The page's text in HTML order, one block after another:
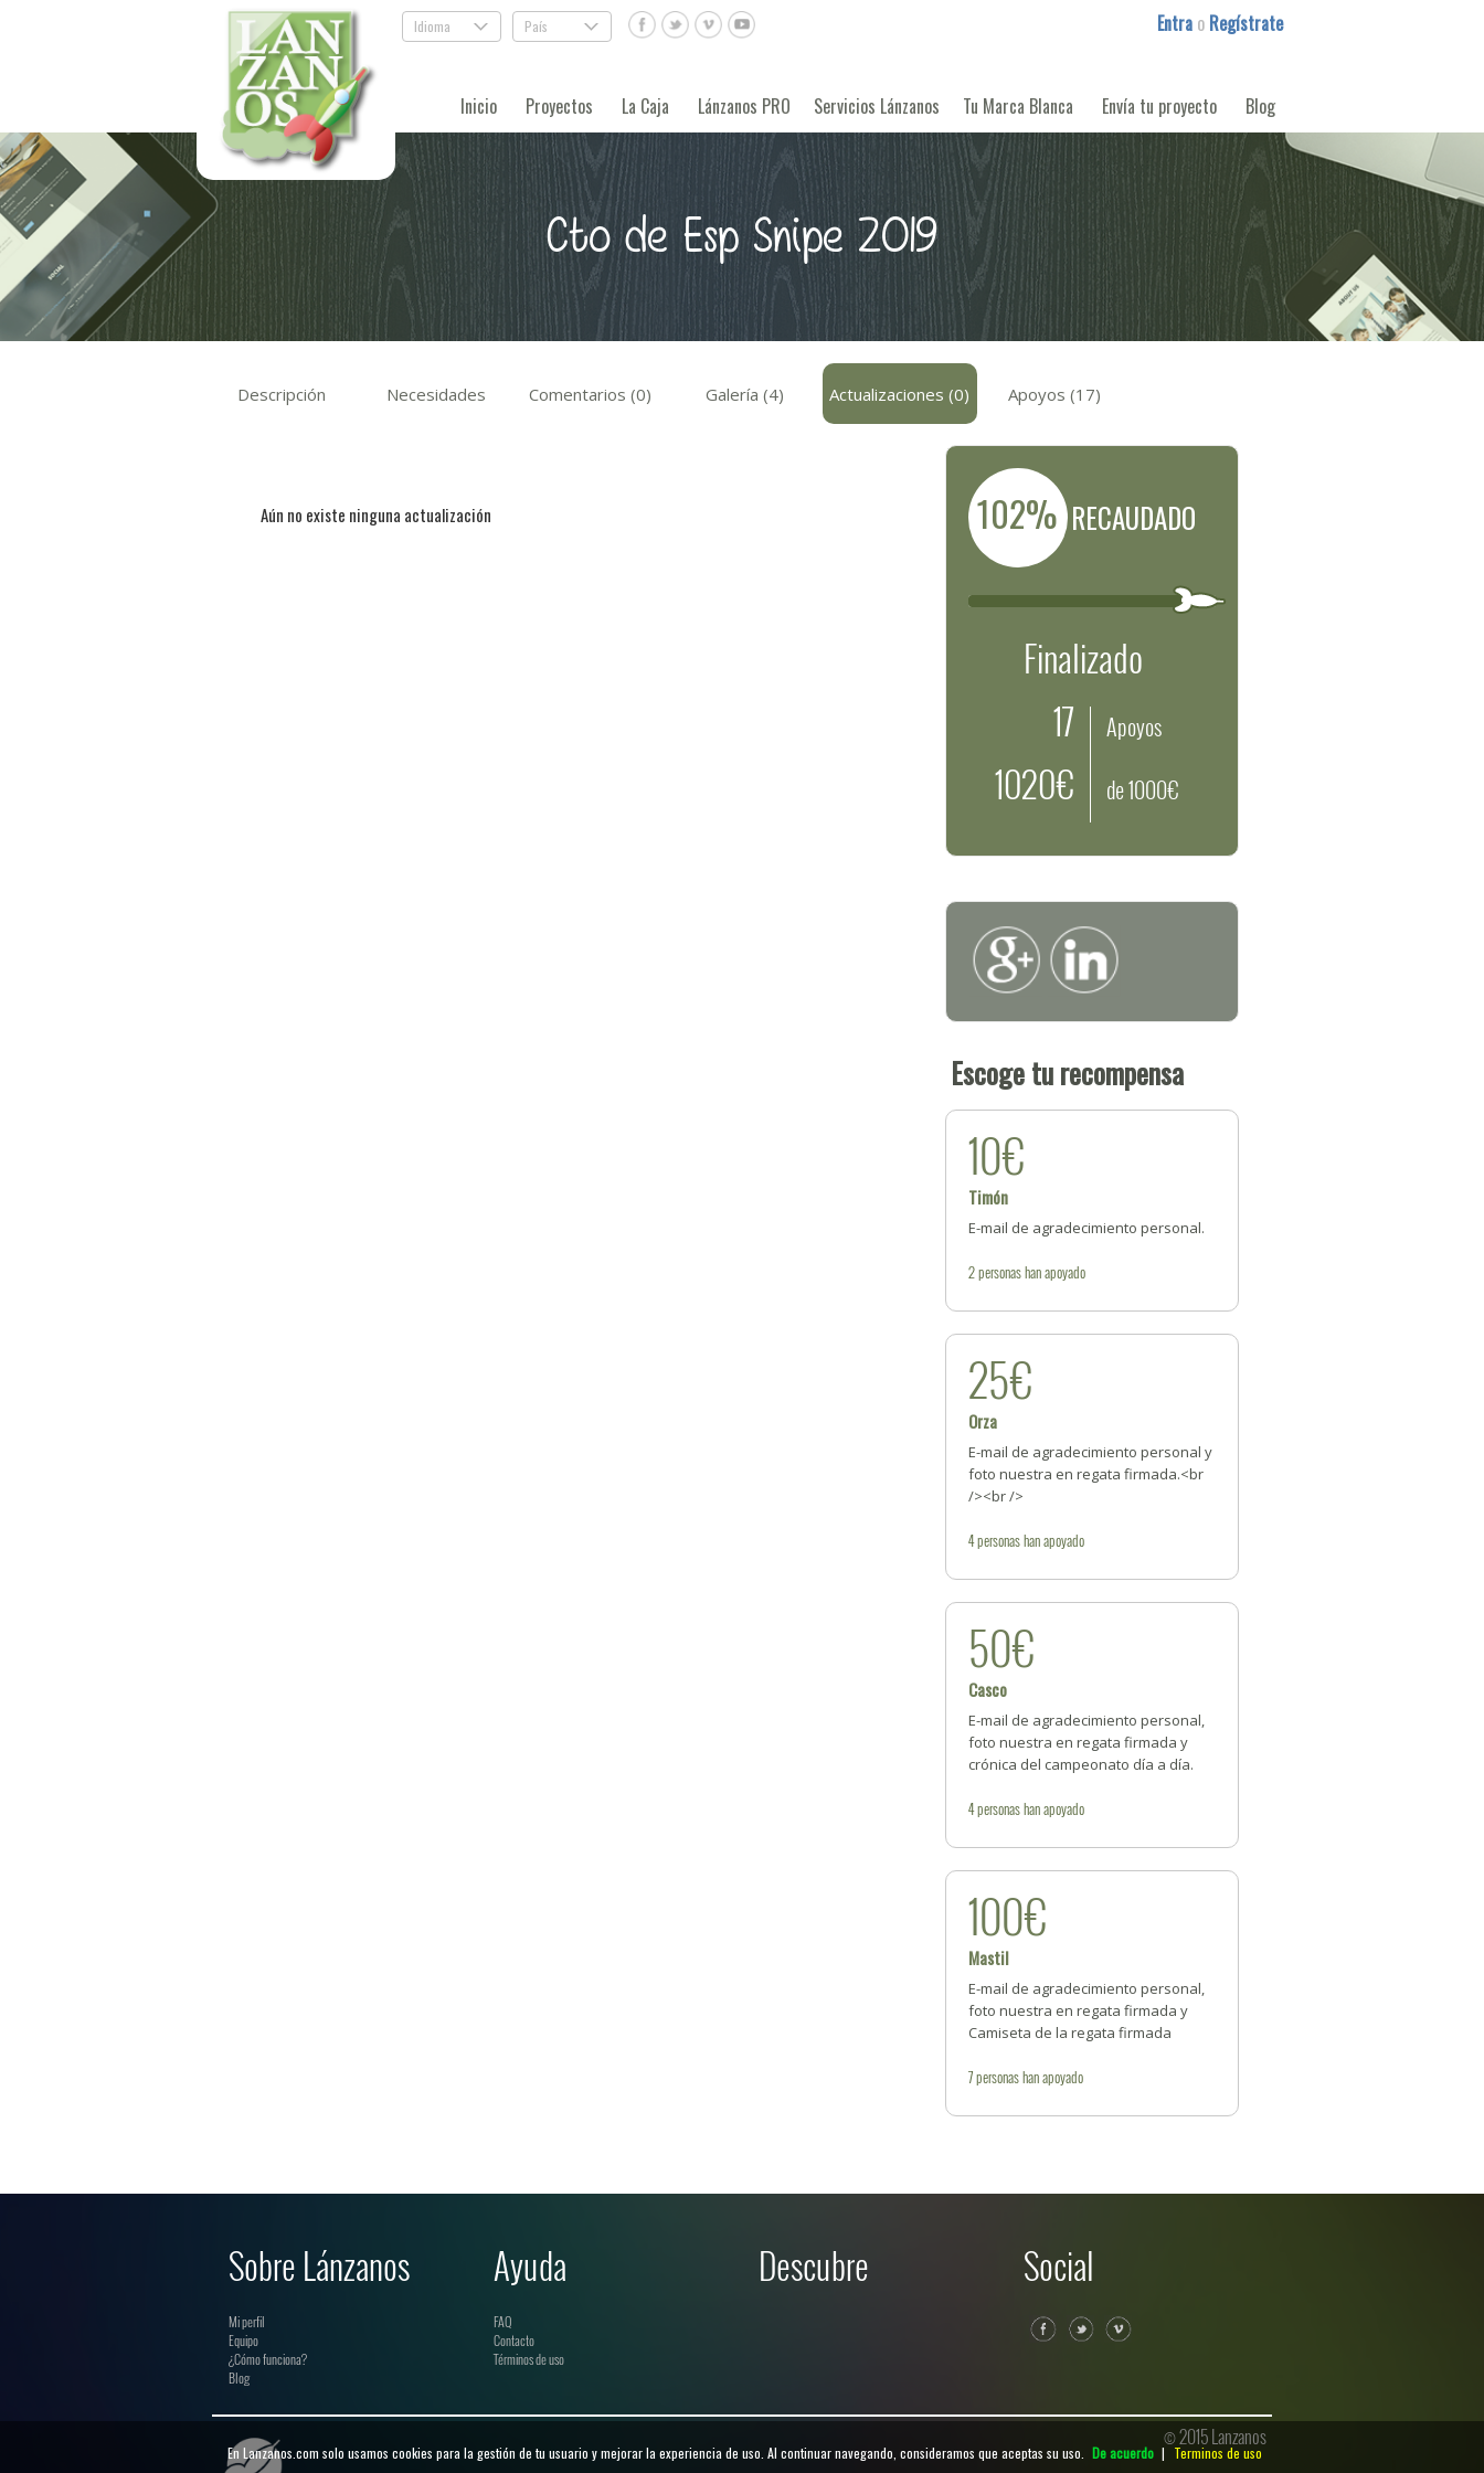
En Lanzanos.com solo usamos cookies para la gestión de tu usuario y mejorar la experiencia de uso. Al continuar navegando, consideramos que aceptas su uso. De acuerdo | Terminos de uso
Idioma . País . Entra o Regístrate
Inicio Proyectos La Caja Lánzanos PRO Servicios Lánzanos Tu Marca Blanca Envía tu proyecto Blog
Cto de Esp Snipe 2019
Descripción Necesidades Comentarios (0) Galería (4) Actualizaciones (0) Apoyos (17)
Aún no existe ninguna actualización 102% RECAUDADO
Finalizado
17
1020€
Apoyos
de 1000€
Escoge tu recompensa
10€
Timón
E-mail de agradecimiento personal.
2personashan apoyado
25€
Orza
E-mail de agradecimiento personal y
foto nuestra en regata firmada.<br
/><br />
4personashan apoyado
50€
Casco
E-mail de agradecimiento personal,
foto nuestra en regata firmada y
crónica del campeonato día a día.
4personashan apoyado
100€
Mastil
E-mail de agradecimiento personal,
foto nuestra en regata firmada y
Camiseta de la regata firmada
7personashan apoyado
Sobre Lánzanos
Mi perfil
Equipo
¿Cómo funciona?
Blog
Ayuda
FAQ
Contacto
Términos de uso
Descubre Social
© 2015 Lanzanos